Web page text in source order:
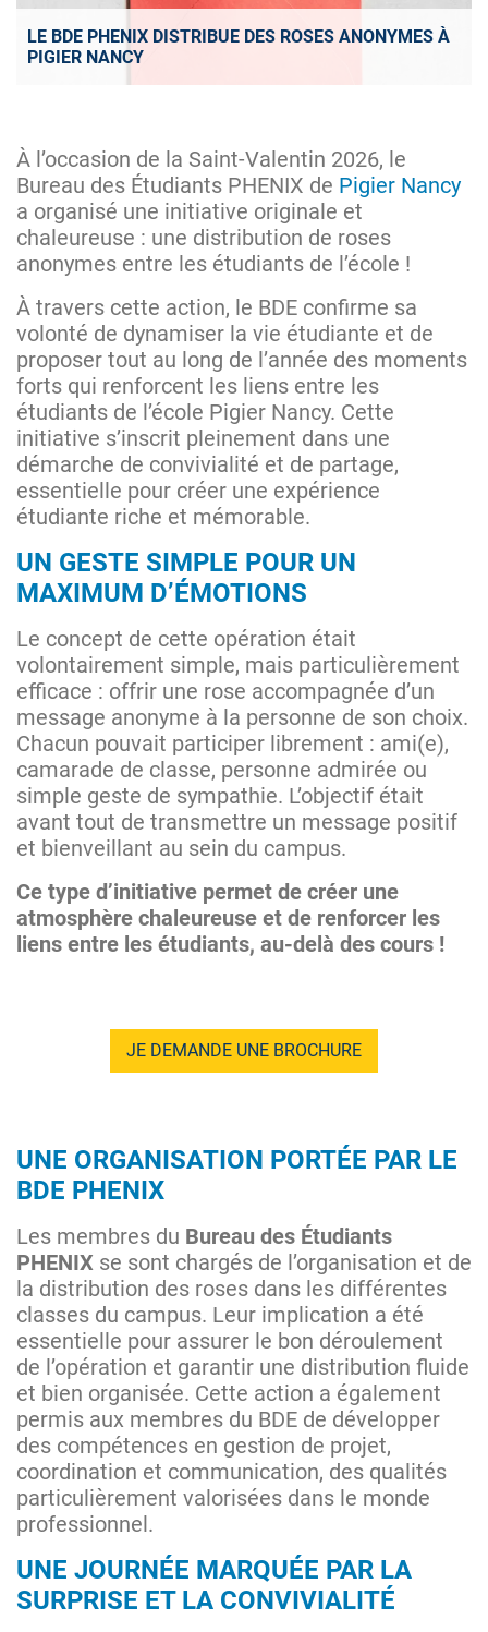
LE BDE PHENIX DISTRIBUE DES ROSES ANONYMES À
PIGIER NANCY
À l’occasion de la Saint-Valentin 2026, le
Bureau des Étudiants PHENIX de Pigier Nancy
a organisé une initiative originale et
chaleureuse : une distribution de roses
anonymes entre les étudiants de l’école !
À travers cette action, le BDE confirme sa
volonté de dynamiser la vie étudiante et de
proposer tout au long de l’année des moments
forts qui renforcent les liens entre les
étudiants de l’école Pigier Nancy. Cette
initiative s’inscrit pleinement dans une
démarche de convivialité et de partage,
essentielle pour créer une expérience
étudiante riche et mémorable.
UN GESTE SIMPLE POUR UN
MAXIMUM D’ÉMOTIONS
Le concept de cette opération était
volontairement simple, mais particulièrement
efficace : offrir une rose accompagnée d’un
message anonyme à la personne de son choix.
Chacun pouvait participer librement : ami(e),
camarade de classe, personne admirée ou
simple geste de sympathie. L’objectif était
avant tout de transmettre un message positif
et bienveillant au sein du campus.
Ce type d’initiative permet de créer une
atmosphère chaleureuse et de renforcer les
liens entre les étudiants, au-delà des cours !
JE DEMANDE UNE BROCHURE
UNE ORGANISATION PORTÉE PAR LE
BDE PHENIX
Les membres du Bureau des Étudiants
PHENIX se sont chargés de l’organisation et de
la distribution des roses dans les différentes
classes du campus. Leur implication a été
essentielle pour assurer le bon déroulement
de l’opération et garantir une distribution fluide
et bien organisée. Cette action a également
permis aux membres du BDE de développer
des compétences en gestion de projet,
coordination et communication, des qualités
particulièrement valorisées dans le monde
professionnel.
UNE JOURNÉE MARQUÉE PAR LA
SURPRISE ET LA CONVIVIALITÉ